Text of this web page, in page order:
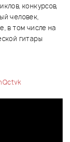
конкурсов,
человек,
в том числе на
гитары